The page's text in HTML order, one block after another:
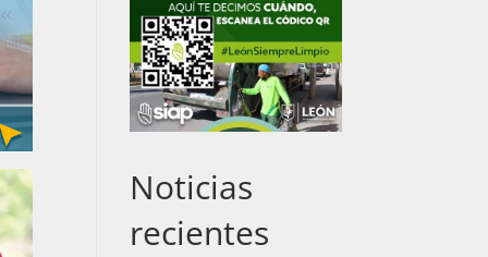
Noticias
recientes